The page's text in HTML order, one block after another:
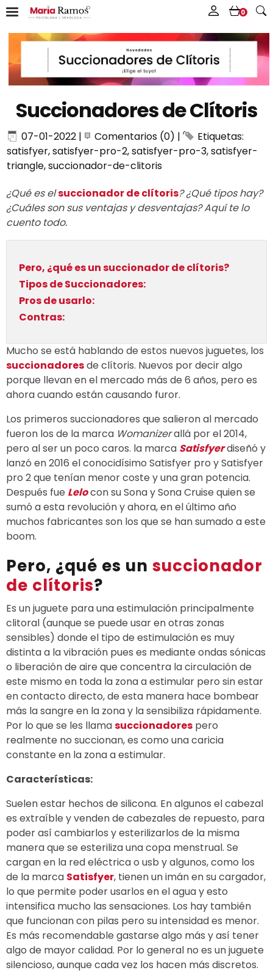
0
Succionadores de Clítoris
07-01-2022 | Comentarios (0) |
Etiquetas:
satisfyer,satisfyer-pro-2,satisfyer-pro-3,satisfyer-
triangle,succionador-de-clitoris
¿Qué es elsuccionador de clítoris? ¿Qué tipos hay?
¿Cuáles son sus ventajas y desventajas?Aquí te lo
cuento todo.
Pero, ¿qué es un succionador de clítoris?
Tipos de Succionadores:
Pros de usarlo:
Contras:
Mucho se está hablando de estos nuevos juguetes, los
succionadoresde clítoris. Nuevos por decir algo
porque llevan en el mercado más de 6 años, pero es
ahora cuando están causando furor.
Los primeros succionadores que salieron al mercado
fueron los de la marca Womanizerallá por el 2014,
pero al ser un poco caros. la marca Satisfyerdiseñó y
lanzó en 2016 el conocidísimo Satisfyer pro y Satisfyer
pro 2 que tenían menor coste y una gran potencia.
Después fue Lelocon su Sona y Sona Cruise quien se
sumó a esta revolución y ahora, en el último año
muchos fabricantes son los que se han sumado a este
boom.
Pero, ¿qué es un succionador
de clítoris?
Es un juguete para una estimulación principalmente
clitoral (aunque se puede usar en otras zonas
sensibles) donde el tipo de estimulación es muy
distinta a la vibración pues es mediante ondas sónicas
o liberación de aire que concentra la circulación de
este mismo en toda la zona a estimular pero sin estar
en contacto directo, de esta manera hace bombear
más la sangre en la zona y la sensibiliza rápidamente.
Por lo que se les llamasuccionadores pero
realmente no succionan, es como una caricia
constante en la zona a estimular.
Características:
Suelen estar hechos de silicona. En algunos el cabezal
es extraíble y venden de cabezales de repuesto, para
poder así cambiarlos y esterilizarlos de la misma
manera que se esteriliza una copa menstrual. Se
cargan en la red eléctrica o usb y algunos, como los
de la marca Satisfyer, tienen un imán en su cargador,
lo que permite poder usarlos en el agua y esto
intensifica mucho las sensaciones. Los hay también
que funcionan con pilas pero su intensidad es menor.
Es más recomendable gastarse algo más y así tener
algo de mayor calidad. Por lo general no es un juguete
silencioso, aunque cada vez los hacen más discretos.